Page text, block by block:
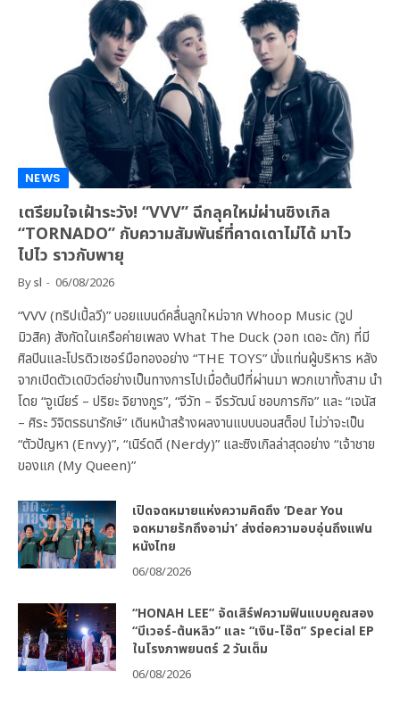
NEWS
เตรียมใจเฝ้าระวัง! “VVV” ฉีกลุคใหม่ผ่านซิงเกิล
“TORNADO” กับความสัมพันธ์ที่คาดเดาไม่ได้ มาไว
ไปไว ราวกับพายุ
Bysl 06/08/2026
“VVV (ทริปเปิ้ลวี)” บอยแบนด์คลื่นลูกใหม่จาก Whoop Music (วูป
มิวสิค) สังกัดในเครือค่ายเพลง What The Duck (วอท เดอะ ดัก) ที่มี
ศิลปินและโปรดิวเซอร์มือทองอย่าง “THE TOYS” นั่งแท่นผู้บริหาร หลัง
จากเปิดตัวเดบิวต์อย่างเป็นทางการไปเมื่อต้นปีที่ผ่านมา พวกเขาทั้งสาม นำ
โดย “จูเนียร์ – ปริยะ จิยางกูร”, “จีวัท – จีรวัฒน์ ชอบการกิจ” และ “เจนัส
– ศิระ วิจิตรธนารักษ์” เดินหน้าสร้างผลงานแบบนอนสต็อป ไม่ว่าจะเป็น
“ตัวปัญหา (Envy)”, “เนิร์ดดี (Nerdy)” และซิงเกิลล่าสุดอย่าง “เจ้าชาย
ของแก (My Queen)”
เปิดจดหมายแห่งความคิดถึง ‘Dear You
จดหมายรักถึงอาม่า’ ส่งต่อความอบอุ่นถึงแฟน
หนังไทย
06/08/2026
“HONAH LEE” จัดเสิร์ฟความฟินแบบคูณสอง
“บีเวอร์-ต้นหลิว” และ “เงิน-โอ๊ต” Special EP
ในโรงภาพยนตร์ 2 วันเต็ม
06/08/2026